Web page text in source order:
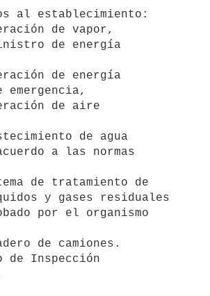
al establecimiento:
a las normas
y gases residuales
Inspección